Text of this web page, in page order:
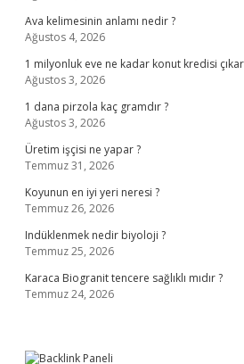
Ava kelimesinin anlamı nedir ?
Ağustos 4, 2026
1 milyonluk eve ne kadar konut kredisi
Ağustos 3, 2026
1 dana pirzola kaç gramdır ?
Ağustos 3, 2026
Üretim işçisi ne yapar ?
Temmuz 31, 2026
Koyunun en iyi yeri neresi ?
Temmuz 26, 2026
Indüklenmek nedir biyoloji ?
Temmuz 25, 2026
Karaca Biogranit tencere sağlıklı mıdır ?
Temmuz 24, 2026